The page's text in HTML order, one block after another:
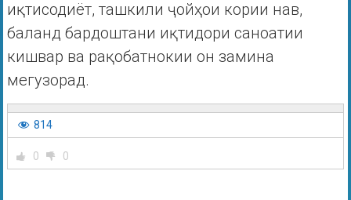
иқтисодиёт, ташкили ҷойҳои кории нав,
баланд бардоштани иқтидори саноатии
кишвар ва рақобатнокии он замина
мегузорад.
814
0 0